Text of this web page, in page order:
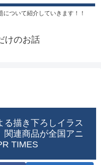
ついて紹介していきます！！
けのお話
る描き下ろしイラス
関連商品が全国アニ
TIMES